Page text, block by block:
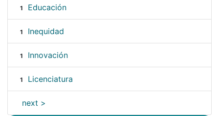
1 Educación
1 Inequidad
1 Innovación
1 Licenciatura
next >